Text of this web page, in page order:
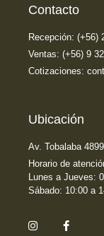
Contacto
Recepción: (+56)
Ventas: (+56) 9
Cotizaciones:
Ubicación
Av. Tobalaba
Horario de
Lunes a Jueves:
Sábado: 10:00 a